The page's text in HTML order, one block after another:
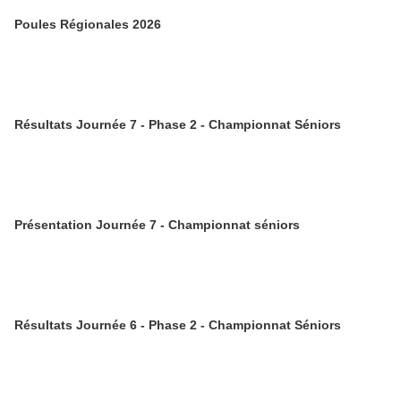
Poules Régionales 2026
Résultats Journée 7 - Phase 2 - Championnat Séniors
Présentation Journée 7 - Championnat séniors
Résultats Journée 6 - Phase 2 - Championnat Séniors